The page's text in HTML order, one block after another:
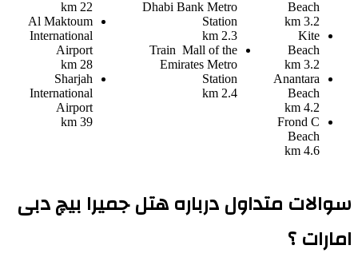
Beach
3.2 km
Kite
Beach
3.2 km
Anantara
Beach
4.2 km
Frond C
Beach
4.6 km
Dhabi Bank Metro
Station
2.3 km
Train Mall of the
Emirates Metro
Station
2.4 km
22 km
Al Maktoum
International
Airport
28 km
Sharjah
International
Airport
39 km
سوالات متداول درباره هتل جمیرا بیچ دبی
امارات ؟